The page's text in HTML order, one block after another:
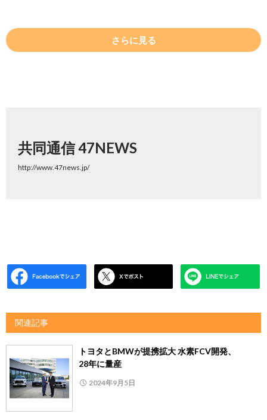
さらに見る
共同通信 47NEWS
http://www.47news.jp/
関連記事
トヨタとBMWが提携拡大 水素FCV開発、
28年に量産
2024年9月5日